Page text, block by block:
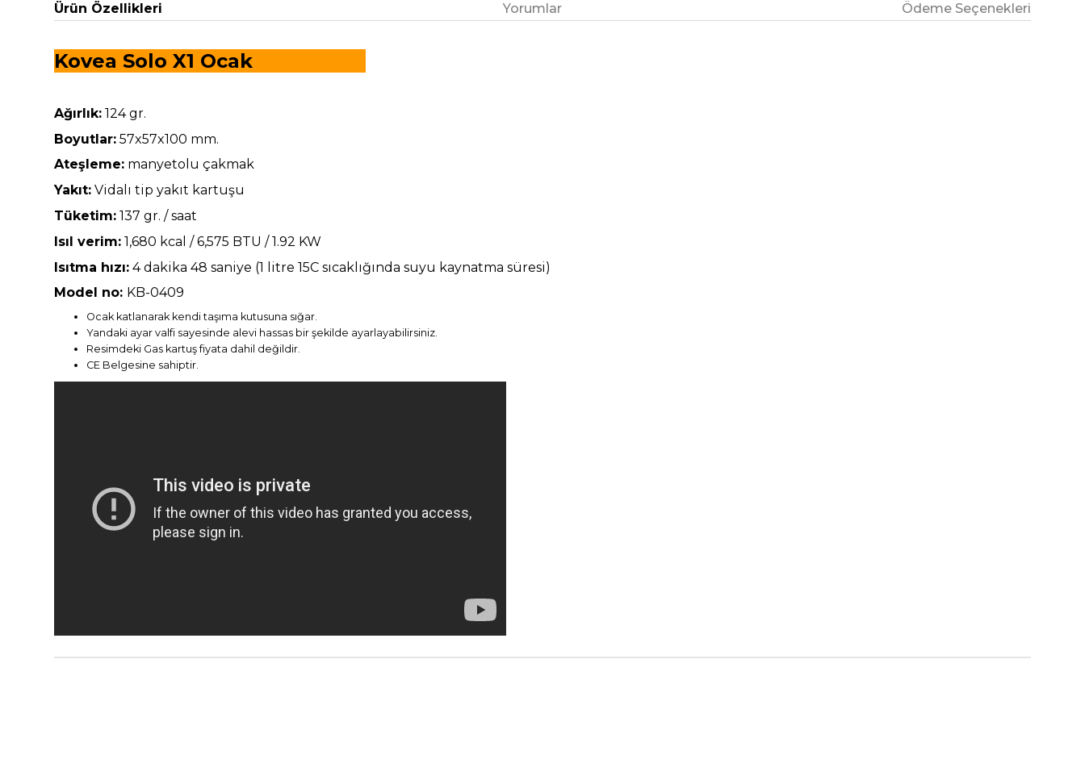
Ürün Özellikleri Yorumlar Ödeme Seçenekleri
Kovea Solo X1 Ocak
Ağırlık: 124 gr.
Boyutlar: 57x57x100 mm.
Ateşleme: manyetolu çakmak
Yakıt: Vidalı tip yakıt kartuşu
Tüketim: 137 gr. / saat
Isıl verim: 1,680 kcal / 6,575 BTU / 1.92 KW
Isıtma hızı: 4 dakika 48 saniye (1 litre 15C sıcaklığında suyu kaynatma süresi)
Model no: KB-0409
Ocak katlanarak kendi taşıma kutusuna sığar.
Yandaki ayar valfi sayesinde alevi hassas bir şekilde ayarlayabilirsiniz.
Resimdeki Gas kartuş fiyata dahil değildir.
CE Belgesine sahiptir.